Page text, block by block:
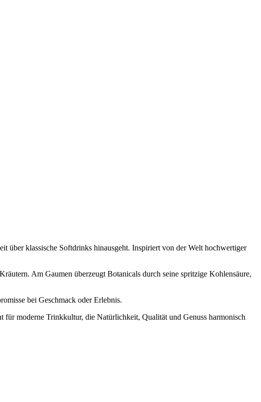
über klassische Softdrinks hinausgeht. Inspiriert von der Welt hochwertiger
Am Gaumen überzeugt Botanicals durch seine spritzige Kohlensäure,
bei Geschmack oder Erlebnis.
für moderne Trinkkultur, die Natürlichkeit, Qualität und Genuss harmonisch